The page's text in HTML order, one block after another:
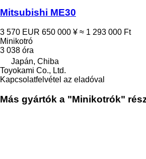
Mitsubishi ME30
3 570 EUR 650 000 ¥ ≈ 1 293 000 Ft
Minikotró
3 038 óra
Japán, Chiba
Toyokami Co., Ltd.
Kapcsolatfelvétel az eladóval
Más gyártók a "Minikotrók"